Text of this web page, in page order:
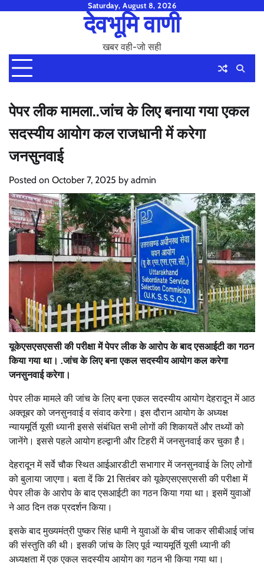
Saturday, August 8, 2026
देवभूमि वाणी
खबर वही-जो सही
पेपर लीक मामला..जांच के लिए बनाया गया एकल
सदस्यीय आयोग कल राजधानी में करेगा
जनसुनवाई
Posted on October 7, 2025 by admin
यूकेएसएसएससी की परीक्षा में पेपर लीक के आरोप के बाद एसआईटी का गठन
किया गया था। .जांच के लिए बना एकल सदस्यीय आयोग कल करेगा
जनसुनवाई करेगा।
पेपर लीक मामले की जांच के लिए बना एकल सदस्यीय आयोग देहरादून में आठ
अक्तूबर को जनसुनवाई व संवाद करेगा। इस दौरान आयोग के अध्यक्ष
न्यायमूर्ति यूसी ध्यानी इससे संबंधित सभी लोगों की शिकायतें और तथ्यों को
जानेंगे। इससे पहले आयोग हल्द्वानी और टिहरी में जनसुनवाई कर चुका है।
देहरादून में सर्वे चौक स्थित आईआरडीटी सभागार में जनसुनवाई के लिए लोगों
को बुलाया जाएगा। बता दें कि 21 सितंबर को यूकेएसएसएससी की परीक्षा में
पेपर लीक के आरोप के बाद एसआईटी का गठन किया गया था। इसमें युवाओं
ने आठ दिन तक प्रदर्शन किया।
इसके बाद मुख्यमंत्री पुष्कर सिंह धामी ने युवाओं के बीच जाकर सीबीआई जांच
की संस्तुति की थी। इसकी जांच के लिए पूर्व न्यायमूर्ति यूसी ध्यानी की
अध्यक्षता में एक एकल सदस्यीय आयोग का गठन भी किया गया था।